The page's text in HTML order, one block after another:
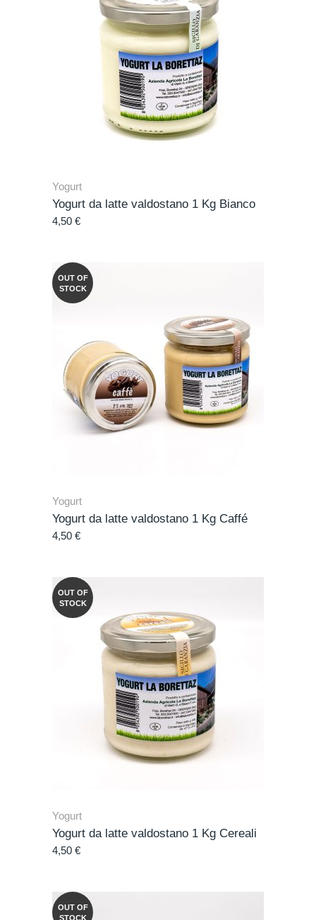
Yogurt
Yogurt da latte valdostano 1 Kg Bianco
4,50 €
OUT OF
STOCK
Yogurt
Yogurt da latte valdostano 1 Kg Caffé
4,50 €
OUT OF
STOCK
Yogurt
Yogurt da latte valdostano 1 Kg Cereali
4,50 €
OUT OF
STOCK